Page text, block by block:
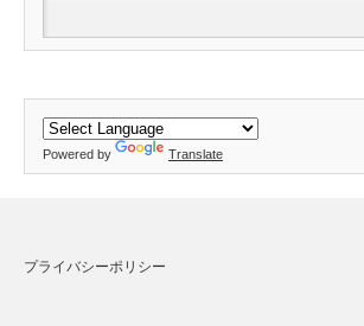
Powered by Translate
プライバシーポリシー